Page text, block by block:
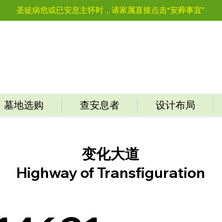
圣徒病危或已安息主怀时，请家属直接点击“安葬事宜”
墓地选购 查安息者 设计布局
变化大道
Highway of Transfiguration